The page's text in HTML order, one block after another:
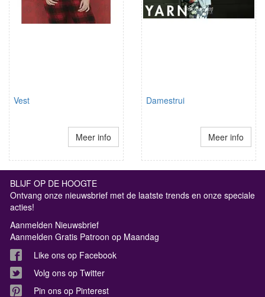
Vest
Meer info
Damestrui
Meer info
BLIJF OP DE HOOGTE
Ontvang onze nieuwsbrief met de laatste trends en onze speciale
acties!
Aanmelden Nieuwsbrief
Aanmelden Gratis Patroon op Maandag
Like ons op Facebook
Volg ons op Twitter
Pin ons op Pinterest